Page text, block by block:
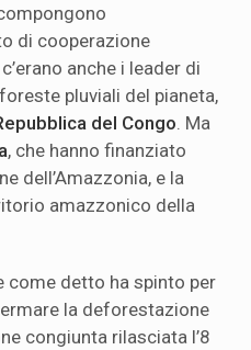
di cooperazione
anche i leader di
pluviali del pianeta,
del Congo. Ma
, che hanno finanziato
dell’Amazzonia, e la
amazzonico della
come detto ha spinto per
la deforestazione
congiunta rilasciata l’8